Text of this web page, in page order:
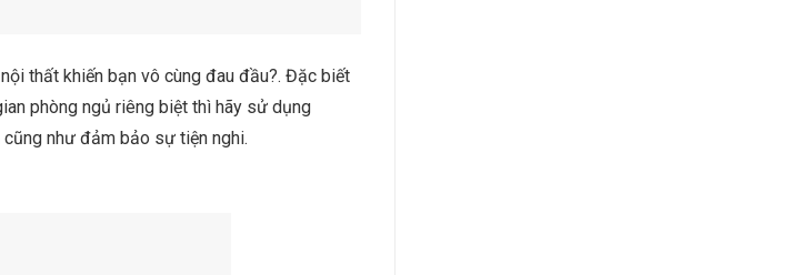
thất khiến bạn vô cùng đau đầu?. Đặc biết
phòng ngủ riêng biệt thì hãy sử dụng
như đảm bảo sự tiện nghi.